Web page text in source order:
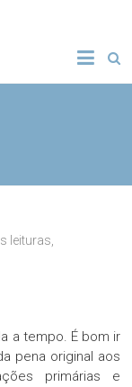
leituras
a tempo. É bom ir
pena original aos
primárias e